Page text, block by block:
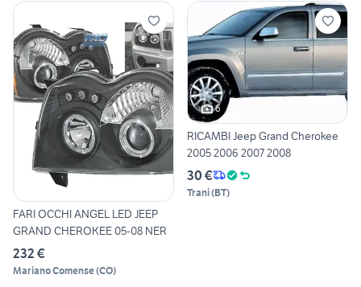
FARI OCCHI ANGEL LED JEEP
GRAND CHEROKEE 05-08 NER
232 €
Mariano Comense(CO)
6
RICAMBI Jeep Grand Cherokee
2005 2006 2007 2008
30 €
Trani(BT)